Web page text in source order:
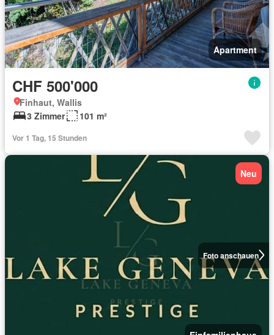
Apartment
CHF 500'000
Finhaut, Wallis
3 Zimmer
101 m²
Vor 1 Tag, 15 Stunden
Foto anschauen
Neu